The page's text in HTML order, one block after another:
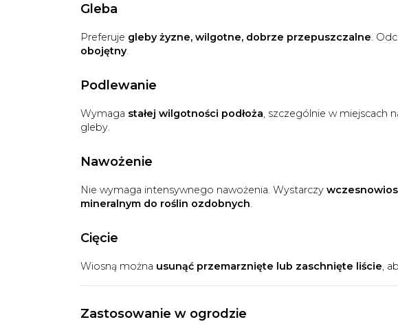
Gleba
Preferuje gleby żyzne, wilgotne, dobrze przepuszczalne.
obojętny.
Podlewanie
Wymaga stałej wilgotności podłoża, szczególnie w miejscach
gleby.
Nawożenie
Nie wymaga intensywnego nawożenia. Wystarczy
mineralnym do roślin ozdobnych.
Cięcie
Wiosną można usunąć przemarznięte lub zaschnięte liście,
Zastosowanie w ogrodzie